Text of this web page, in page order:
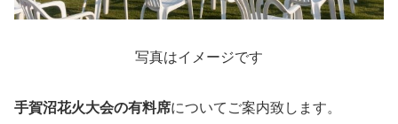
写真はイメージです
手賀沼花火大会の有料席についてご案内致します。